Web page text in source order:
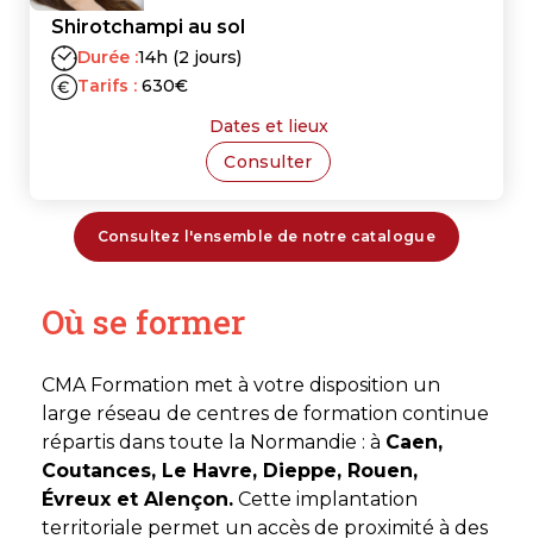
Shirotchampi au sol
Durée :14h (2 jours)
Tarifs : 630€
Dates et lieux
Consulter
Consultez l'ensemble de notre catalogue
Où se former
CMA Formation met à votre disposition un
large réseau de centres de formation continue
répartis dans toute la Normandie : à Caen,
Coutances, Le Havre, Dieppe, Rouen,
Évreux et Alençon. Cette implantation
territoriale permet un accès de proximité à des